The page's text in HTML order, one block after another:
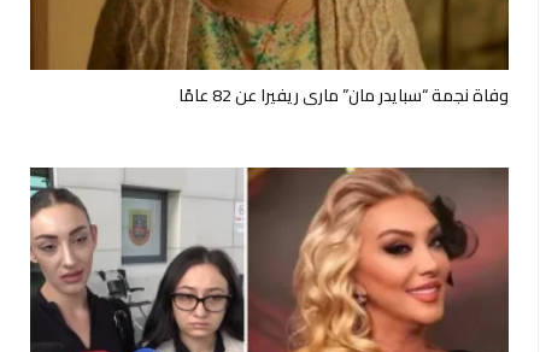
وفاة نجمة “سبايدر مان” ماري ريفيرا عن 82 عامًا